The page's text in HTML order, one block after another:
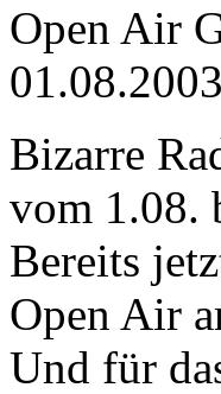
Open Air
01.08.2003
Bizarre
vom 1.08.
Bereits
Open Air
Und für